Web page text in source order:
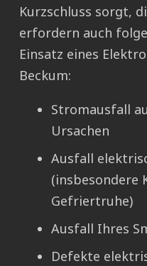
Kurzschluss sorgt,
erfordern auch
Einsatz eines
Beckum:
Stromausfall
Ursachen
Ausfall
(insbesondere
Gefriertruhe)
Ausfall Ihres
Defekte